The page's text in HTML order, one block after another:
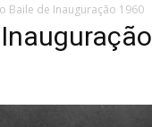
Baile de Inauguração 1960